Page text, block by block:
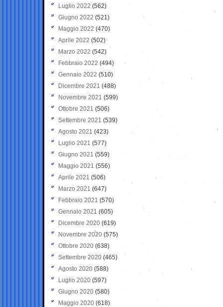
Luglio 2022 (562)
Giugno 2022 (521)
Maggio 2022 (470)
Aprile 2022 (502)
Marzo 2022 (542)
Febbraio 2022 (494)
Gennaio 2022 (510)
Dicembre 2021 (488)
Novembre 2021 (599)
Ottobre 2021 (506)
Settembre 2021 (539)
Agosto 2021 (423)
Luglio 2021 (577)
Giugno 2021(559)
Maggio 2021 (556)
Aprile 2021 (506)
Marzo 2021 (647)
Febbraio 2021 (570)
Gennaio 2021 (605)
Dicembre 2020 (619)
Novembre 2020 (575)
Ottobre 2020 (638)
Settembre 2020(465)
Agosto 2020 (588)
Luglio 2020 (597)
Giugno 2020 (580)
Maggio 2020 (618)